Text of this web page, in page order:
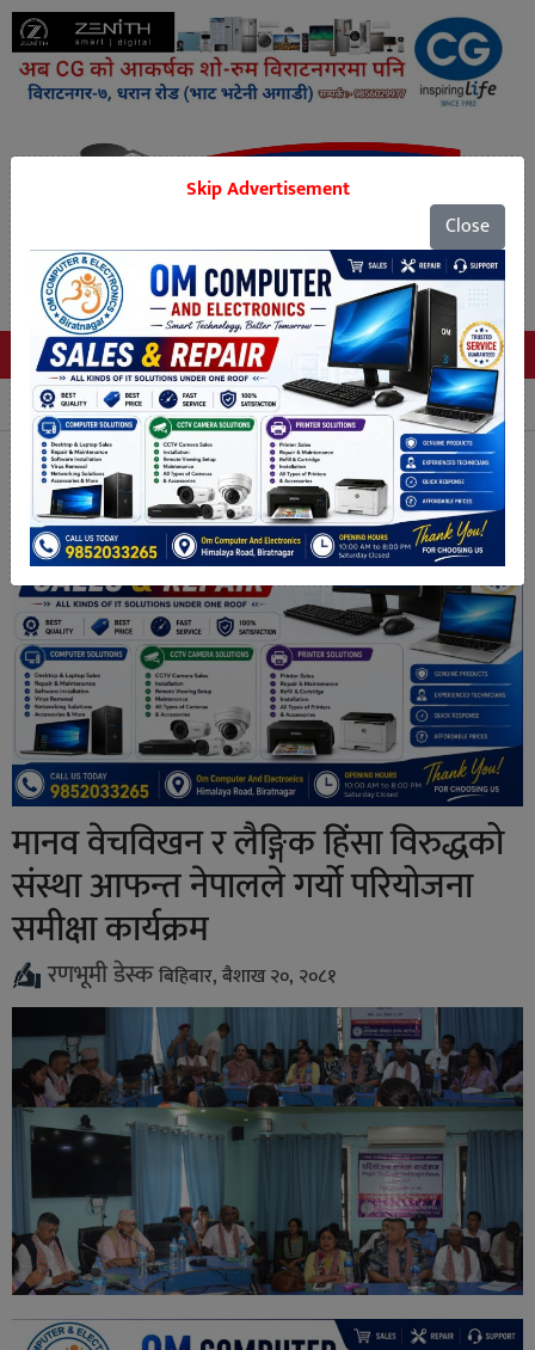
Tags
मानव वेचविखन र लैङ्गिक हिंसा विरुद्धको
संस्था आफन्त नेपालले गर्यो परियोजना
समीक्षा कार्यक्रम
रणभूमी डेस्कबिहिबार, बैशाख २०, २०८१
Skip Advertisement
Close